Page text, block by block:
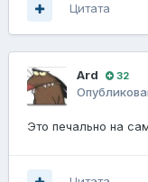
Цитата
Ard 32
Это печально на